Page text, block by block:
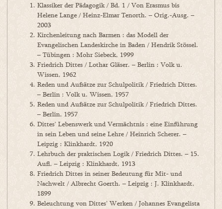
Klassiker der Pädagogik / Bd. 1 / Von Erasmus bis
Helene Lange / Heinz-Elmar Tenorth. – Orig.-Ausg. –
2003
Kirchenleitung nach Barmen : das Modell der
Evangelischen Landeskirche in Baden / Hendrik Stössel.
– Tübingen : Mohr Siebeck, 1999
Friedrich Dittes / Lothar Gläser. – Berlin : Volk u.
Wissen, 1962
Reden und Aufsätze zur Schulpolitik / Friedrich Dittes.
– Berlin : Volk u. Wissen, 1957
Reden und Aufsätze zur Schulpolitik / Friedrich Dittes.
– Berlin, 1957
Dittes’ Lebenswerk und Vermächtnis : eine Einführung
in sein Leben und seine Lehre / Heinrich Scherer. –
Leipzig : Klinkhardt, 1920
Lehrbuch der praktischen Logik / Friedrich Dittes. – 15.
Aufl. – Leipzig : Klinkhardt, 1913
Friedrich Dittes in seiner Bedeutung für Mit- und
Nachwelt / Albrecht Goerth. – Leipzig : J. Klinkhardt,
1899
Beleuchtung von Dittes’ Werken / Johannes Evangelista